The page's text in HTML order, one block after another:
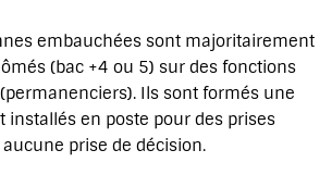
embauchées sont majoritairement
(bac +4 ou 5) sur des fonctions
Ils sont formés une
installés en poste pour des prises
prise de décision.